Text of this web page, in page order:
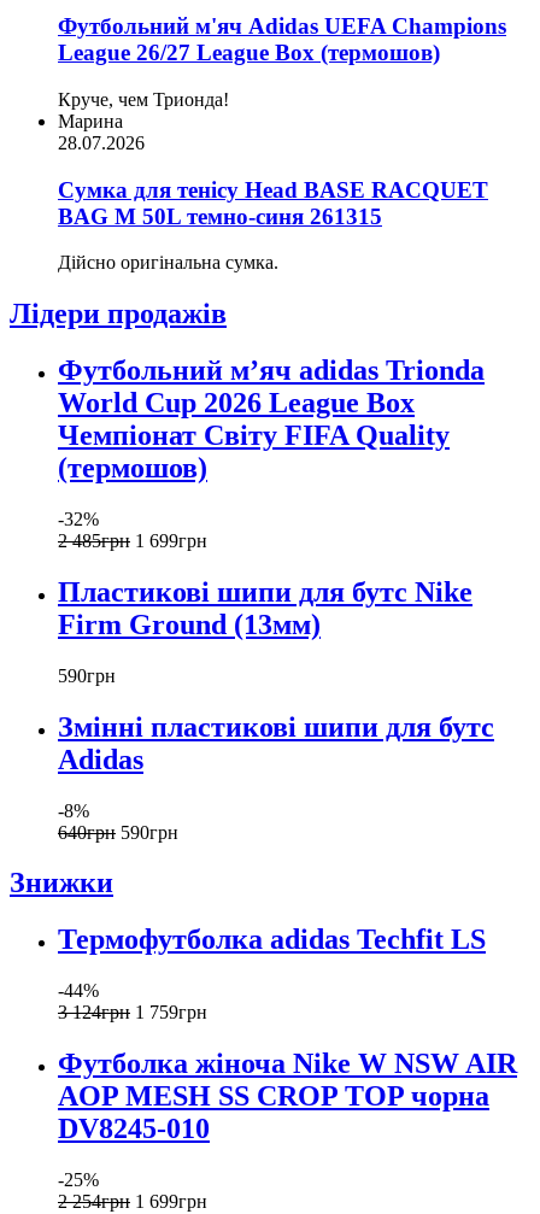
Футбольний м'яч Adidas UEFA Champions
League 26/27 League Box (термошов)
Круче, чем Трионда!
Марина
28.07.2026
Сумка для тенісу Head BASE RACQUET
BAG M 50L темно-синя 261315
Дійсно оригінальна сумка.
Лідери продажів
Футбольний м’яч adidas Trionda
World Cup 2026 League Box
Чемпіонат Світу FIFA Quality
(термошов)
-32%
2 485грн 1 699грн
Пластикові шипи для бутс Nike
Firm Ground (13мм)
590грн
Змінні пластикові шипи для бутс
Adidas
-8%
640грн 590грн
Знижки
Термофутболка adidas Techfit LS
-44%
3 124грн 1 759грн
Футболка жіноча Nike W NSW AIR
AOP MESH SS CROP TOP чорна
DV8245-010
-25%
2 254грн 1 699грн